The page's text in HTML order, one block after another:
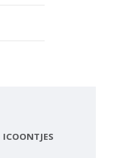
ICOONTJES